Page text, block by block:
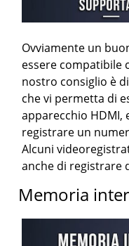
Ovviamente un
essere compatibile
nostro consiglio è
che vi permetta di
apparecchio
registrare un
Alcuni
anche di registrare
Memoria